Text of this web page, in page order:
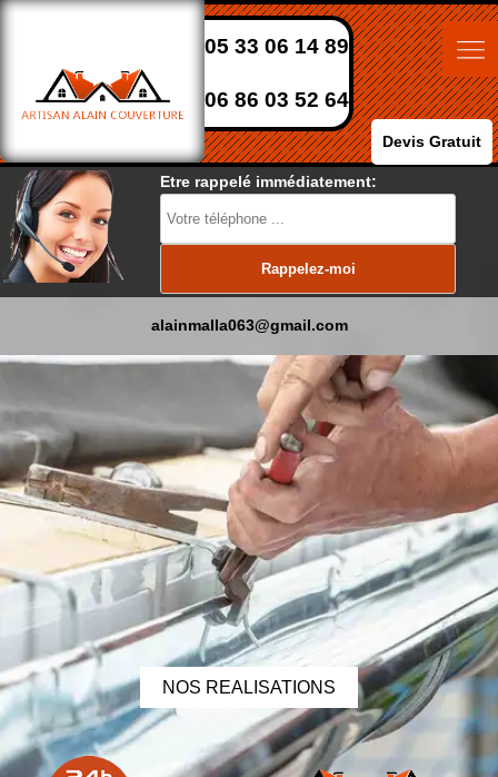
05 33 06 14 89
06 86 03 52 64
Devis Gratuit
Etre rappelé immédiatement:
alainmalla063@gmail.com
NOS REALISATIONS